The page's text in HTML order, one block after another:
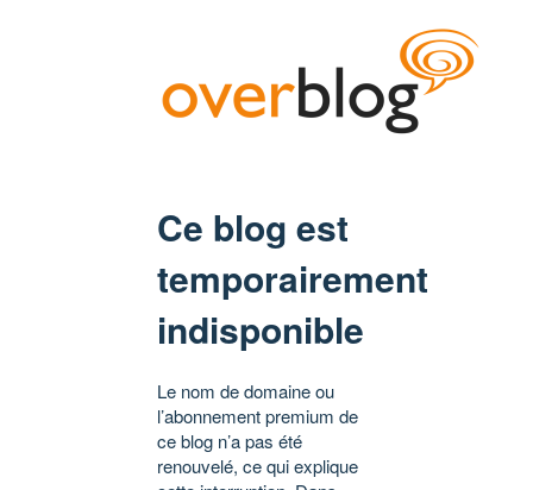
Ce blog est
temporairement
indisponible
Le nom de domaine ou
l’abonnement premium de
ce blog n’a pas été
renouvelé, ce qui explique